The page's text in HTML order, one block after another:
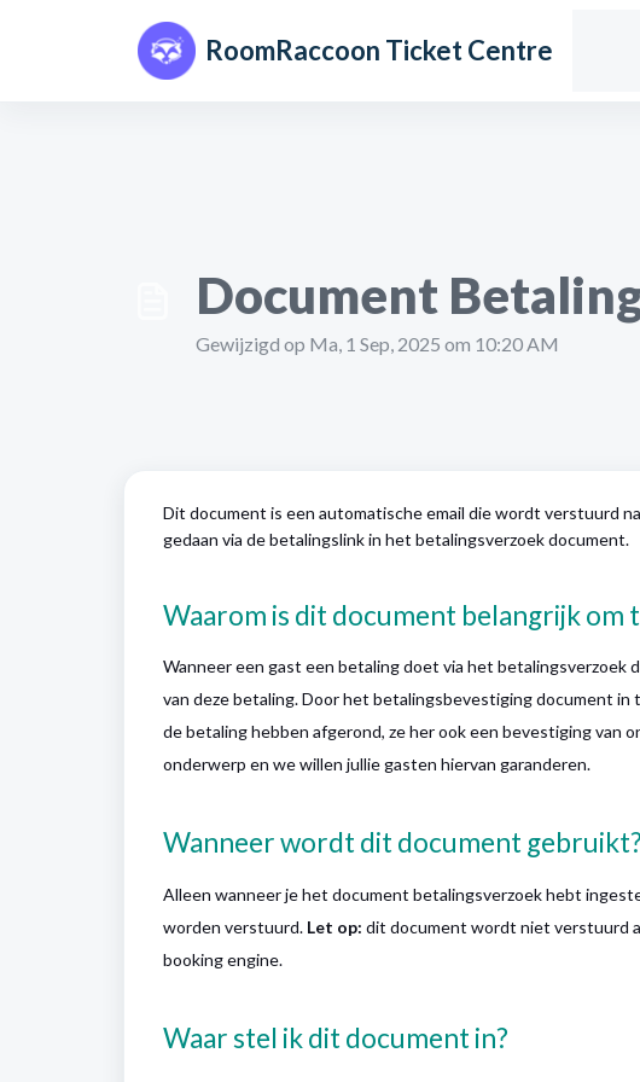
RoomRaccoon Ticket Centre
Document
Gewijzigd op Ma, 1 Sep, 2025 om 10:20 AM
Dit document is een automatische email die wordt verstuurd
gedaan via de betalingslink in het betalingsverzoek document.
Waarom is dit document belangrijk om
Wanneer een gast een betaling doet via het
van deze betaling. Door het betalingsbevestiging document
de betaling hebben afgerond, ze her ook een bevestiging van
onderwerp en we willen jullie gasten hiervan garanderen.
Wanneer wordt dit document gebruikt?
Alleen wanneer je het document betalingsverzoek hebt
worden verstuurd. Let op: dit document wordt niet verstuurd
booking engine.
Waar stel ik dit document in?